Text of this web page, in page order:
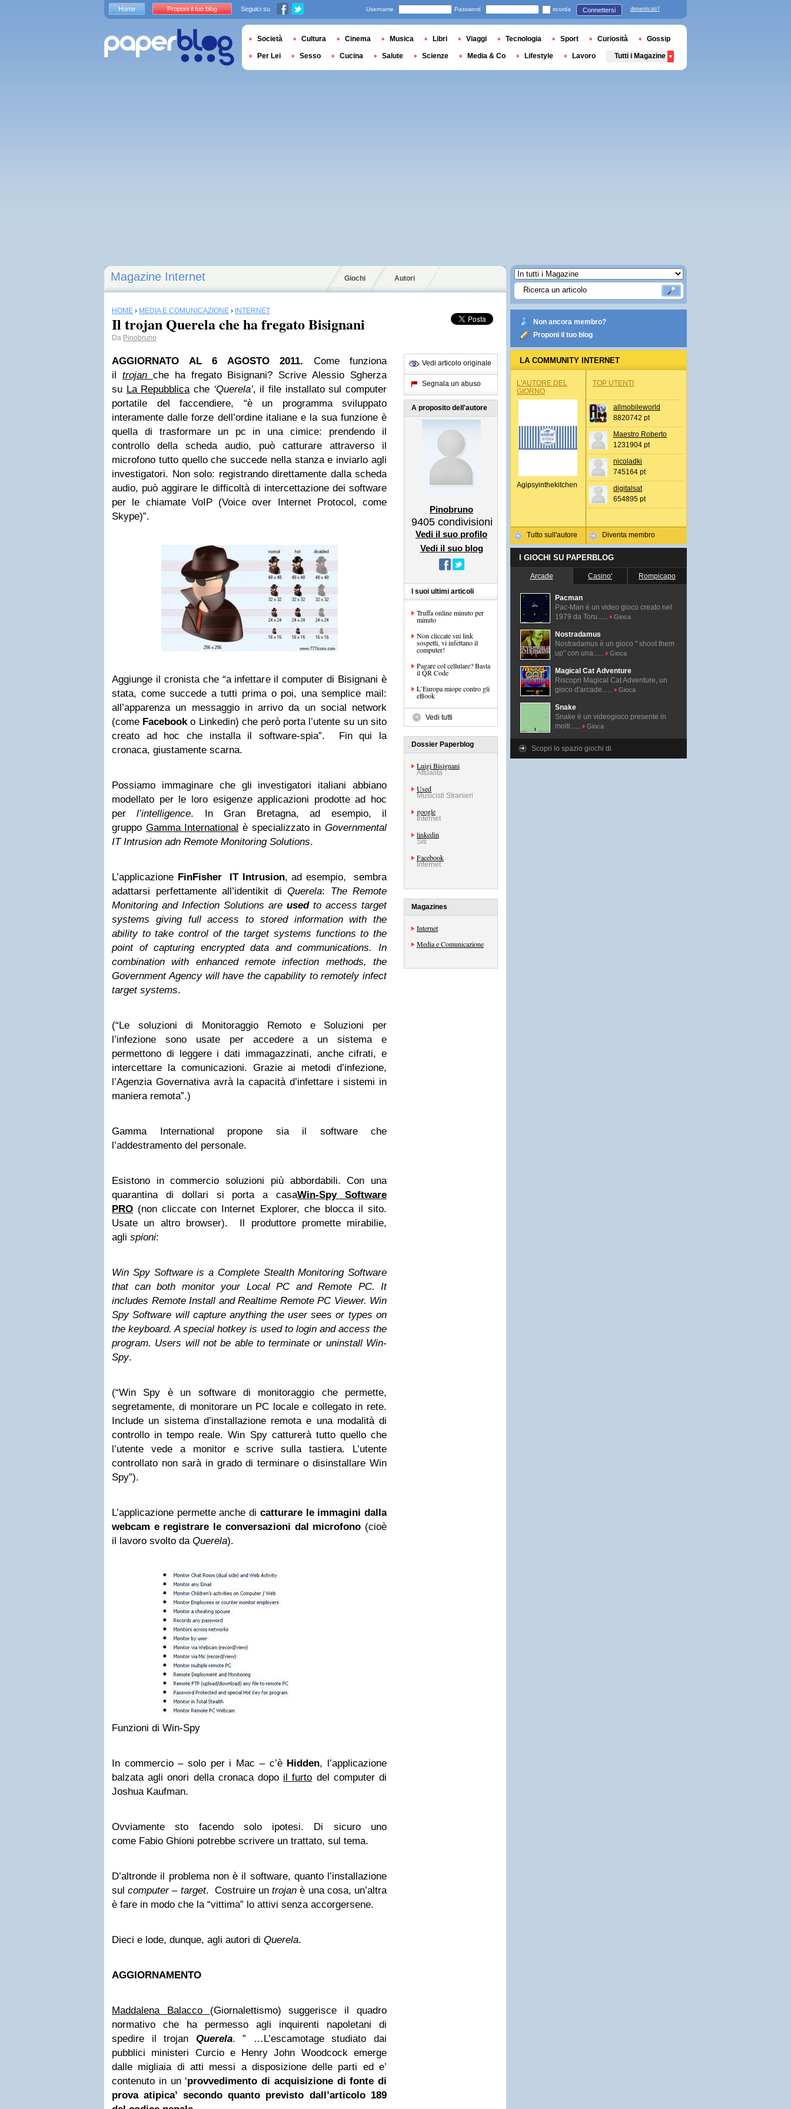
Magazine Internet Giochi Autori
HOME › MEDIA E COMUNICAZIONE › INTERNET
Il trojan Querela che ha fregato Bisignani
Da Pinobruno
AGGIORNATO AL 6 AGOSTO 2011. Come funziona
il trojan che ha fregato Bisignani? Scrive Alessio Sgherza
su La Repubblicache ‘Querela’, il file installato sul computer
portatile del faccendiere, “è un programma sviluppato
interamente dalle forze dell’ordine italiane e la sua funzione è
quella di trasformare un pc in una cimice: prendendo il
controllo della scheda audio, può catturare attraverso il
microfono tutto quello che succede nella stanza e inviarlo agli
investigatori. Non solo: registrando direttamente dalla scheda
audio, può aggirare le difficoltà di intercettazione dei software
per le chiamate VoIP (Voice over Internet Protocol, come
Skype)”.
Aggiunge il cronista che “a infettare il computer di Bisignani è
stata, come succede a tutti prima o poi, una semplice mail:
all’apparenza un messaggio in arrivo da un social network
(come Facebooko Linkedin) che però porta l’utente su un sito
creato ad hoc che installa il software-spia”. Fin qui la
cronaca, giustamente scarna.
Possiamo immaginare che gli investigatori italiani abbiano
modellato per le loro esigenze applicazioni prodotte ad hoc
perl’intelligence. In Gran Bretagna, ad esempio, il
gruppo Gamma International è specializzato inGovernmental
IT Intrusion adn Remote Monitoring Solutions.
L’applicazione FinFisher IT Intrusion, ad esempio, sembra
adattarsi perfettamente all’identikit di Querela: The Remote
Monitoring and Infection Solutions are usedto access target
systems giving full access to stored information with the
ability to take control of the target systems functions to the
point of capturing encrypted data and communications. In
combination with enhanced remote infection methods, the
Government Agency will have the capability to remotely infect
target systems.
(“Le soluzioni di Monitoraggio Remoto e Soluzioni per
l’infezione sono usate per accedere a un sistema e
permettono di leggere i dati immagazzinati, anche cifrati, e
intercettare la comunicazioni. Grazie ai metodi d’infezione,
l’Agenzia Governativa avrà la capacità d’infettare i sistemi in
maniera remota”.)
Gamma International propone sia il software che
l’addestramento del personale.
Esistono in commercio soluzioni più abbordabili. Con una
quarantina di dollari si porta a casaWin-Spy Software
PRO (non cliccate con Internet Explorer, che blocca il sito.
Usate un altro browser). Il produttore promette mirabilie,
agli spioni:
Win Spy Software is a Complete Stealth Monitoring Software
that can both monitor your Local PC and Remote PC. It
includes Remote Install and Realtime Remote PC Viewer. Win
Spy Software will capture anything the user sees or types on
the keyboard. A special hotkey is used to login and access the
program. Users will not be able to terminate or uninstall Win-
Spy.
(“Win Spy è un software di monitoraggio che permette,
segretamente, di monitorare un PC locale e collegato in rete.
Include un sistema d’installazione remota e una modalità di
controllo in tempo reale. Win Spy catturerà tutto quello che
l’utente vede a monitor e scrive sulla tastiera. L’utente
controllato non sarà in grado di terminare o disinstallare Win
Spy”).
L’applicazione permette anche di catturare le immagini dalla
webcam e registrare le conversazioni dal microfono (cioè
il lavoro svolto da Querela).
Funzioni di Win-Spy
In commercio – solo per i Mac – c’è Hidden, l’applicazione
balzata agli onori della cronaca dopo il furto del computer di
Joshua Kaufman.
Ovviamente sto facendo solo ipotesi. Di sicuro uno
come Fabio Ghioni potrebbe scrivere un trattato, sul tema.
D’altronde il problema non è il software, quanto l’installazione
sulcomputer – target. Costruire untrojan è una cosa, un’altra
è fare in modo che la “vittima” lo attivi senza accorgersene.
Dieci e lode, dunque, agli autori di Querela.
AGGIORNAMENTO
Maddalena Balacco (Giornalettismo) suggerisce il quadro
normativo che ha permesso agli inquirenti napoletani di
spedire il trojan Querela. ” …L’escamotage studiato dai
pubblici ministeri Curcio e Henry John Woodcock emerge
dalle migliaia di atti messi a disposizione delle parti ed e’
contenuto in un ‘provvedimento di acquisizione di fonte di
prova atipica’ secondo quanto previsto dall’articolo 189
Vedi articolo originale
Segnala un abuso
A proposito dell'autore
Pinobruno
9405 condivisioni
Vedi il suo profilo
Vedi il suo blog
I suoi ultimi articoli
Truffa online minuto per
minuto
Non cliccate sui link
sospetti, vi infettano il
computer!
Pagare col cellulare? Basta
il QR Code
L’Europa miope contro gli
eBook
Vedi tutti
Dossier Paperblog
Luigi Bisignani
Attualità
Used
Musicisti Stranieri
google
Internet
linkedin
Siti
Facebook
Internet
Magazines
Internet
Media e Comunicazione
Non ancora membro?
Proponi il tuo blog
LA COMMUNITY INTERNET
L'AUTORE DEL
GIORNO
Agipsyinthekitchen
Tutto sull'autore
TOP UTENTI
allmobileworld
8820742 pt
Maestro Roberto
1231904 pt
nicoladki
745164 pt
digitalsat
654895 pt
Diventa membro
I GIOCHI SU PAPERBLOG
Arcade Casino' Rompicapo
Pacman
Pac-Man é un video gioco creato nel
1979 da Toru......
Gioca
Nostradamus
Nostradamus è un gioco " shoot them
up" con una......
Gioca
Magical Cat Adventure
Riscopri Magical Cat Adventure, un
gioco d'arcade......
Gioca
Snake
Snake è un videogioco presente in
molti......
Gioca
Scopri lo spazio giochi di
Home Proponi il tuo blog Seguici su Username Password ricorda Connettersi dimenticati?
Società Cultura Cinema Musica Libri Viaggi Tecnologia Sport Curiosità Gossip
Per Lei Sesso Cucina Salute Scienze Media & Co Lifestyle Lavoro Tutti i Magazine